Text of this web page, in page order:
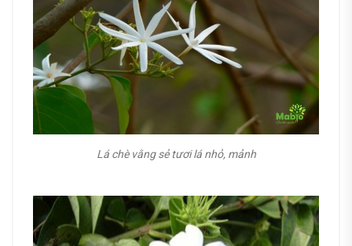
Lá chè vằng sẻ tươi lá nhỏ, mảnh